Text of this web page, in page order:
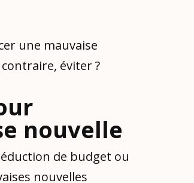
une mauvaise
éviter ?
nouvelle
de budget ou
nouvelles